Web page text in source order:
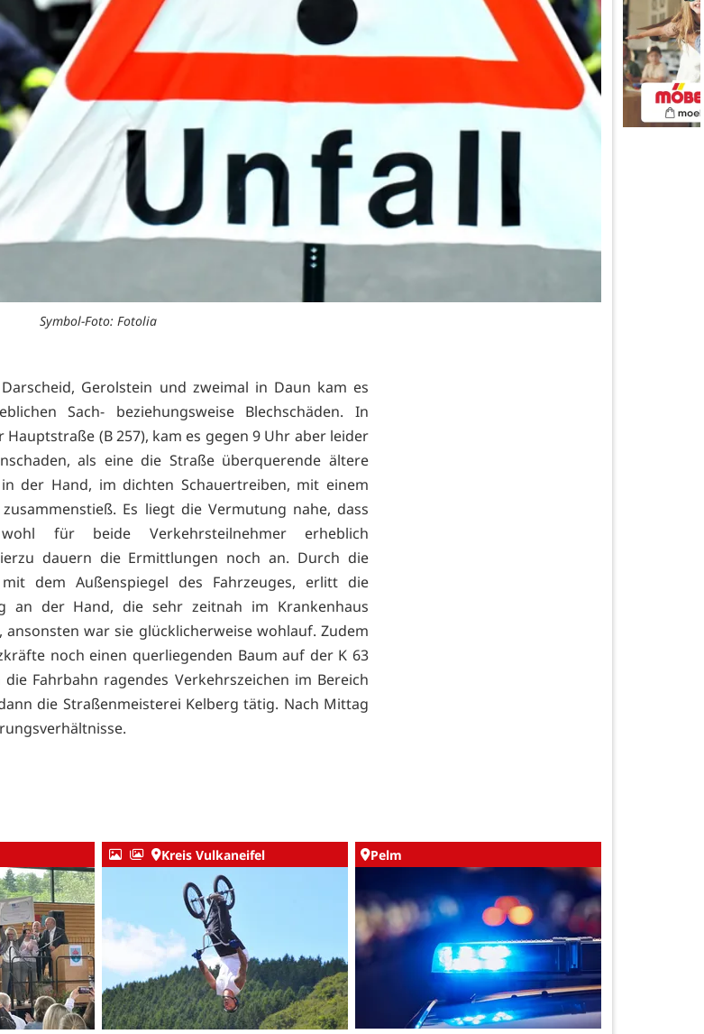
Symbol-Foto: Fotolia
Gerolstein und zweimal in Daun kam es
Sach- beziehungsweise Blechschäden. In
Hauptstraße (B 257), kam es gegen 9 Uhr aber leider
als eine die Straße überquerende ältere
der Hand, im dichten Schauertreiben, mit einem
zusammenstieß. Es liegt die Vermutung nahe, dass
für beide Verkehrsteilnehmer erheblich
dauern die Ermittlungen noch an. Durch die
dem Außenspiegel des Fahrzeuges, erlitt die
an der Hand, die sehr zeitnah im Krankenhaus
war sie glücklicherweise wohlauf. Zudem
noch einen querliegenden Baum auf der K 63
Fahrbahn ragendes Verkehrszeichen im Bereich
die Straßenmeisterei Kelberg tätig. Nach Mittag
Kreis Vulkaneifel Pelm